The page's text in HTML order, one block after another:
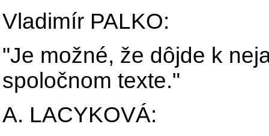
Vladimír PALKO:
"Je možné, že dôjde k
spoločnom texte."
A. LACYKOVÁ: